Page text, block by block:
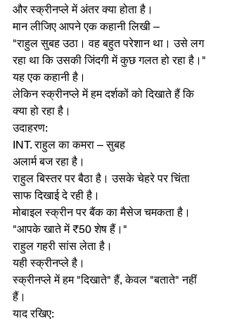
और स्क्रीनप्ले में अंतर क्या होता है।
मान लीजिए आपने एक कहानी लिखी –
"राहुल सुबह उठा। वह बहुत परेशान था। उसे लग
रहा था कि उसकी जिंदगी में कुछ गलत हो रहा है।"
यह एक कहानी है।
लेकिन स्क्रीनप्ले में हम दर्शकों को दिखाते हैं कि
क्या हो रहा है।
उदाहरण:
INT. राहुल का कमरा – सुबह
अलार्म बज रहा है।
राहुल बिस्तर पर बैठा है। उसके चेहरे पर चिंता
साफ दिखाई दे रही है।
मोबाइल स्क्रीन पर बैंक का मैसेज चमकता है।
"आपके खाते में ₹50 शेष हैं।"
राहुल गहरी सांस लेता है।
यही स्क्रीनप्ले है।
स्क्रीनप्ले में हम "दिखाते" हैं, केवल "बताते" नहीं
हैं।
याद रखिए: